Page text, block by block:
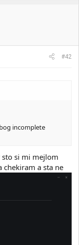
#42
incomplete
si mi mejlom
chekiram a sta ne